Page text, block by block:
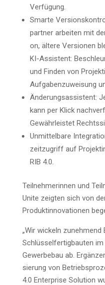
Verfügung.
Smar­te
part­ner arbei­ten mit
on, älte­re Ver­sio­nen
KI-Assis­tent:
und Fin­den von
Auf­ga­ben­zu­wei­sung
Ände­rungs­as­sis­tent:
kann per Klick
Gewähr­leis­tet
Unmit­tel­ba­re
zeit­zu­griff auf
RIB 4.0.
Teil­neh­me­rin­nen und
Unite zeig­ten sich von
Pro­dukt­in­no­va­tio­nen
„Wir wickeln zuneh­mend
Schlüs­sel­fer­tig­bau­ten
Gewer­be­bau ab.
sie­rung von
4.0 Enter­pri­se Solu­ti­on